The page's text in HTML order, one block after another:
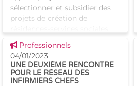
sélectionner et subsidier des
projets de création de
sur le territoire de la Région
Bruxelles-Capitale. Plusie
Voir cette news
Professionnels
04/01/2023
UNE DEUXIÈME RENCONTRE
POUR LE RÉSEAU DES
INFIRMIERS CHEFS